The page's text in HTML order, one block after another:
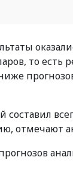
то есть
отмечают